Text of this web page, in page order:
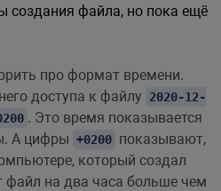
создания файла, но пока ещё
про формат времени.
доступа к файлу
2020-12-
. Это время показывается
А цифры +0200 показывают,
который создал
файл на два часа больше чем